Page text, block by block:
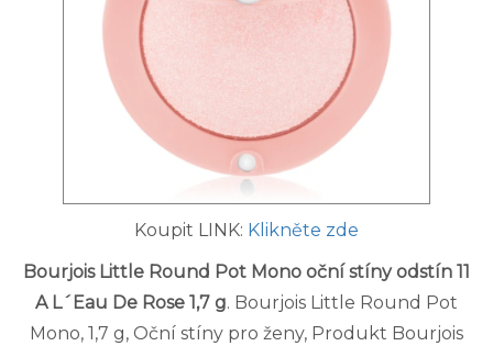
Koupit LINK: Klikněte zde
Bourjois Little Round Pot Mono oční stíny odstín 11
A L´Eau De Rose 1,7 g. Bourjois Little Round Pot
Mono, 1,7 g, Oční stíny pro ženy, Produkt Bourjois